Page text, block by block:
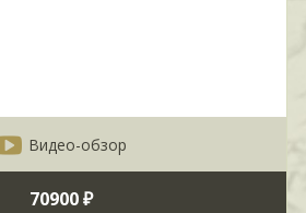
Видео-обзор
70900 ₽